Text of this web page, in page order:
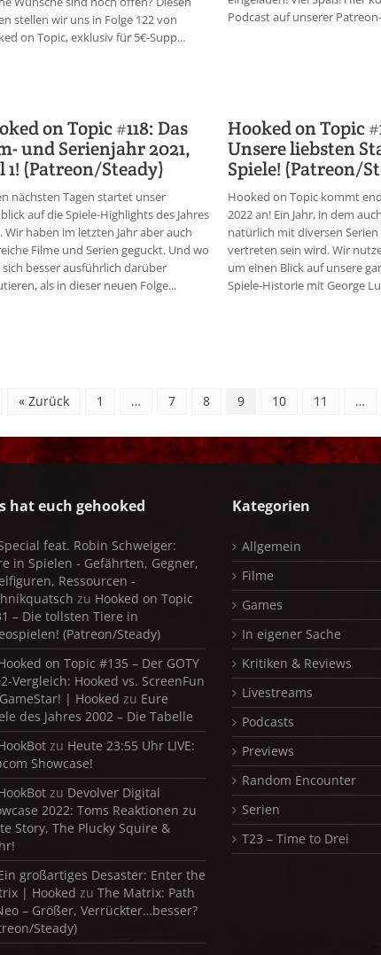
stellen wir uns in Folge 122 von
on Topic, exklusiv für 5€-Supp...
Podcast auf unserer
on Topic #118: Das
und Serienjahr 2021,
1! (Patreon/Steady)
nächsten Tagen startet unser
auf die Spiele-Highlights des Jahres
Wir haben im letzten Jahr aber auch
Filme und Serien geguckt. Und wo
sich besser ausführlich darüber
als in dieser neuen Folge...
Hooked on Topic
Unsere liebsten
Spiele! (Patreon/
Hooked on Topic kommt
2022 an! Ein Jahr, in dem
natürlich mit diversen Serien
vertreten sein wird. Wir
um einen Blick auf unsere
Spiele-Historie mit George
« Zurück 1 … 7 8 9 10 11 …
hat euch gehooked
feat. Robin Schweiger:
in Spielen - Gefährten, Gegner,
Ressourcen -
zu Hooked on Topic
– Die tollsten Tiere in
(Patreon/Steady)
on Topic #135 – Der GOTY
Vergleich: Hooked vs. ScreenFun
| Hooked zu Eure
des Jahres 2002 – Die Tabelle
zu Heute 23:55 Uhr LIVE:
Showcase!
zu Devolver Digital
2022: Toms Reaktionen zu
Story, The Plucky Squire &
großartiges Desaster: Enter the
| Hooked zu The Matrix: Path
– Größer, Verrückter…besser?
Steady)
Kategorien
Allgemein
Filme
Games
In eigener Sache
Kritiken & Reviews
Livestreams
Podcasts
Previews
Random Encounter
Serien
T23 – Time to Drei